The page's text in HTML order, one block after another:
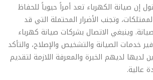
إن صيانة الكهرباء تعد أمراً حيوياً للحفاظ
وتجنب الأضرار المحتملة التي قد
وينبغي الاتصال بشركات صيانة كهرباء
خدمات الصيانة والتشخيص والإصلاح، والتأكد
لديها لديهم الخبرة والمعرفة اللازمة لتقديم
عالية.